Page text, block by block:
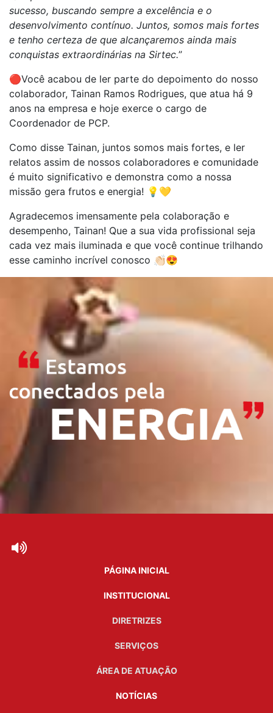
sucesso, buscando sempre a excelência e o
desenvolvimento contínuo. Juntos, somos mais fortes
e tenho certeza de que alcançaremos ainda mais
conquistas extraordinárias na Sirtec.”
🔴Você acabou de ler parte do depoimento do nosso
colaborador, Tainan Ramos Rodrigues, que atua há 9
anos na empresa e hoje exerce o cargo de
Coordenador de PCP.
Como disse Tainan, juntos somos mais fortes, e ler
relatos assim de nossos colaboradores e comunidade
é muito significativo e demonstra como a nossa
missão gera frutos e energia! 💡💛
Agradecemos imensamente pela colaboração e
desempenho, Tainan! Que a sua vida profissional seja
cada vez mais iluminada e que você continue trilhando
esse caminho incrível conosco 👏🏻😍
PÁGINA INICIAL
INSTITUCIONAL
DIRETRIZES
SERVIÇOS
ÁREA DE ATUAÇÃO
NOTÍCIAS